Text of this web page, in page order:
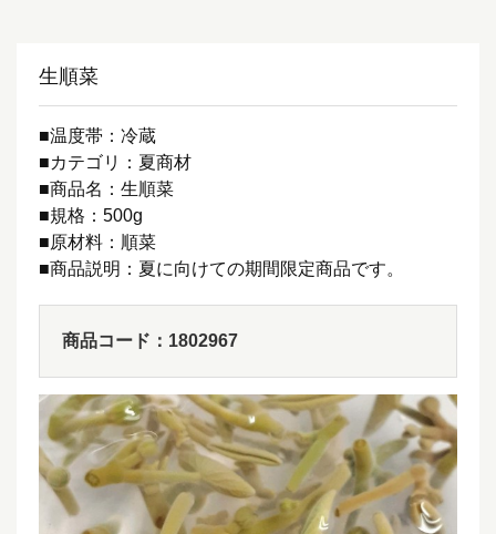
生順菜
■温度帯：冷蔵
■カテゴリ：夏商材
■商品名：生順菜
■規格：500g
■原材料：順菜
■商品説明：夏に向けての期間限定商品です。
商品コード：1802967